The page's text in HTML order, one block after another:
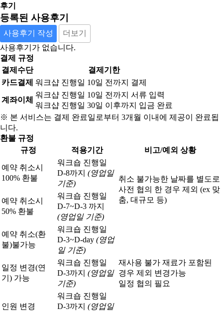
후기
등록된 사용후기
사용후기 작성
더보기
사용후기가 없습니다.
결제 규정
결제수단
결제기한
카드결제 워크샵 진행일 10일 전까지 결제
계좌이체
워크샵 진행일 10일 전까지 서류 입력
워크샵 진행일 30일 이후까지 입금 완료
※ 본 서비스는 결제 완료일로부터 3개월 이내에 제공이 완료됩
니다.
환불 규정
규정
적용기간 비고/예외 상황
예약 취소시
100% 환불
워크숍 진행일
D-8까지 (영업일
기준)
취소 불가능한 날짜를 별도로
사전 협의 한 경우 제외 (ex 맞
춤, 대규모 등)
예약 취소시
50% 환불
워크숍 진행일
D-7~D-3 까지
(영업일 기준)
예약 취소(환
불)불가능
워크숍 진행일
D-3~D-day (영업
일 기준)
일정 변경(연
기) 가능
워크숍 진행일
D-3까지 (영업일
기준)
재사용 불가 재료가 포함된
경우 제외 변경가능
일정 협의 필요
인원 변경
워크숍 진행일
D-3까지 (영업일